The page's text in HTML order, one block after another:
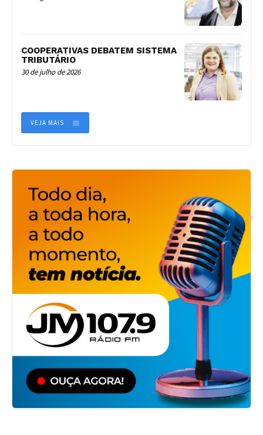
COOPERATIVAS DEBATEM SISTEMA
TRIBUTÁRIO
30 de julho de 2026
VEJA MAIS